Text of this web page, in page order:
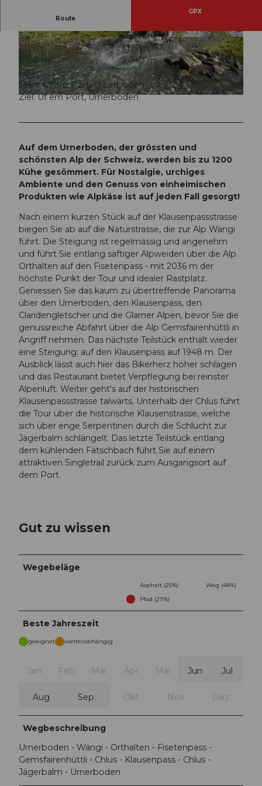
© ARE, Verein Urner Wanderwege | CC-BY
© ARE, Verein Urner Wanderwege |CC-BY © ARE, Verein Urner Wanderwege | CC-BY
Route
GPX
3:47 h
25,21 km
1.115 m
1.115 m
1.350 m
2.040 m
690 m
Start: Uf em Port, Urnerboden
Ziel: Uf em Port, Urnerboden
Auf dem Urnerboden, der grössten und
schönsten Alp der Schweiz, werden bis zu 1200
Kühe gesömmert. Für Nostalgie, urchiges
Ambiente und den Genuss von einheimischen
Produkten wie Alpkäse ist auf jeden Fall gesorgt!
Nach einem kurzen Stück auf der Klausenpassstrasse
biegen Sie ab auf die Naturstrasse, die zur Alp Wängi
führt. Die Steigung ist regelmässig und angenehm
und führt Sie entlang saftiger Alpweiden über die Alp
Orthalten auf den Fisetenpass - mit 2036 m der
höchste Punkt der Tour und idealer Rastplatz.
Geniessen Sie das kaum zu übertreffende Panorama
über den Urnerboden, den Klausenpass, den
Claridengletscher und die Glarner Alpen, bevor Sie die
genussreiche Abfahrt über die Alp Gemsfairenhüttli in
Angriff nehmen. Das nächste Teilstück enthält wieder
eine Steigung: auf den Klausenpass auf 1948 m. Der
Ausblick lässt auch hier das Bikerherz höher schlagen
und das Restaurant bietet Verpflegung bei reinster
Alpenluft. Weiter geht's auf der historischen
Klausenpassstrasse talwärts. Unterhalb der Chlus führt
die Tour über die historische Klausenstrasse, welche
sich über enge Serpentinen durch die Schlucht zur
Jägerbalm schlängelt. Das letzte Teilstück entlang
dem kühlenden Fätschbach führt Sie auf einem
attraktiven Singletrail zurück zum Ausgangsort auf
dem Port.
Gut zu wissen
Wegebeläge
Asphalt (25%)
Weg (48%)
Pfad (27%)
Beste Jahreszeit
geeignet wetterabhängig
Jan Feb Mär Apr Mai Jun Jul
Aug Sep Okt Nov Dez
Wegbeschreibung
Urnerboden - Wängi - Orthalten - Fisetenpass -
Gemsfairenhüttli - Chlus - Klausenpass - Chlus -
Jägerbalm - Urnerboden